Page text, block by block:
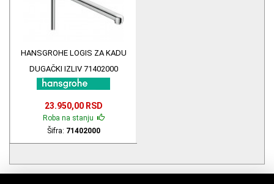
HANSGROHE LOGIS ZA KADU
DUGAČKI IZLIV 71402000
23.950,00 RSD
Roba na stanju
Šifra: 71402000